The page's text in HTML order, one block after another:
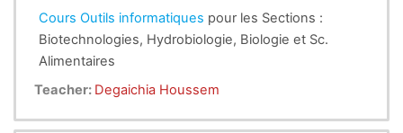
Cours Outils informatiques pour les Sections :
Biotechnologies, Hydrobiologie, Biologie et Sc.
Alimentaires
Teacher: Degaichia Houssem